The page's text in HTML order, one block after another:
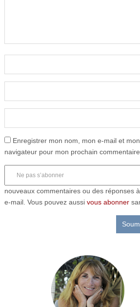
Enregistrer mon nom, mon e-mail et
navigateur pour mon prochain commentaire.
nouveaux commentaires ou des réponses
e-mail. Vous pouvez aussi vous abonner